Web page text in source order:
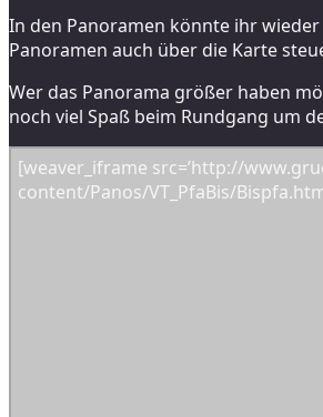
In den Panoramen könnte ihr
Panoramen auch über die Karte
Wer das Panorama größer haben
noch viel Spaß beim Rundgang um
[weaver_iframe src=’http://
content/Panos/VT_PfaBis/